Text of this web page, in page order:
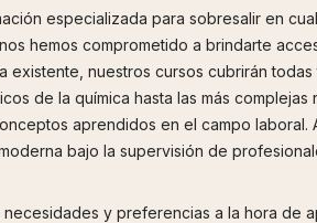
especializada para sobresalir en
hemos comprometido a brindarte
nuestros cursos cubrirán
de la química hasta las más
aprendidos en el campo
bajo la supervisión de
y preferencias a la hora de